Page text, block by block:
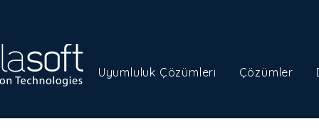
Uyumluluk Çözümleri Çözümler